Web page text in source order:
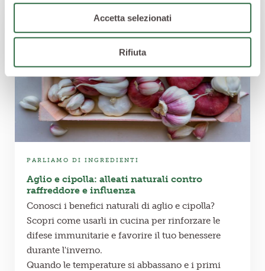
Accetta selezionati
Rifiuta
PARLIAMO DI INGREDIENTI
Aglio e cipolla: alleati naturali contro
raffreddore e influenza
Conosci i benefici naturali di aglio e cipolla?
Scopri come usarli in cucina per rinforzare le
difese immunitarie e favorire il tuo benessere
durante l'inverno.
Quando le temperature si abbassano e i primi